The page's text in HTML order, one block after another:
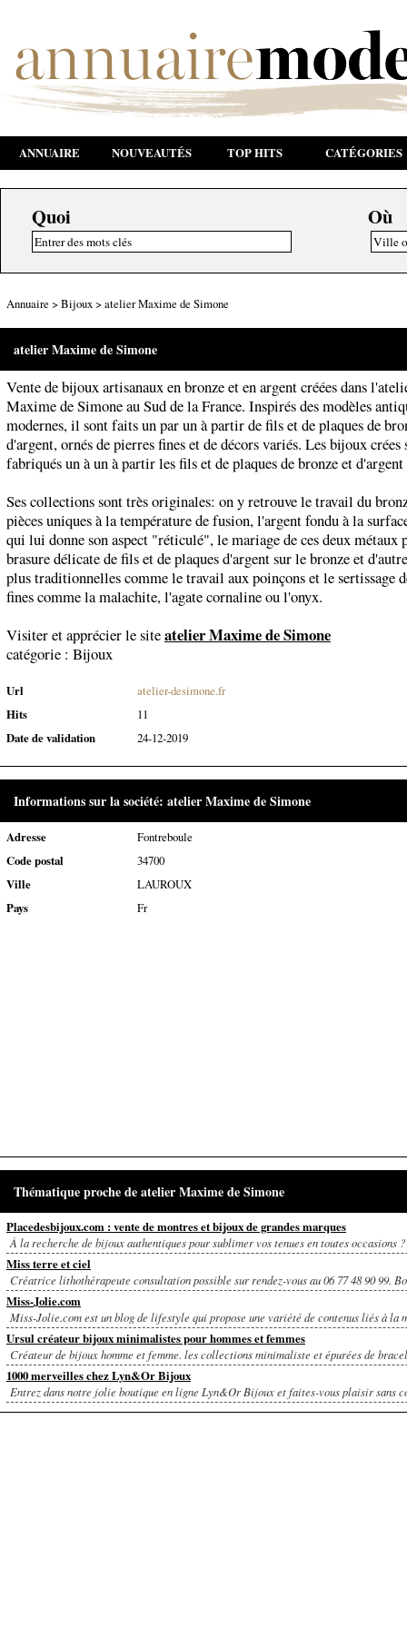
ANNUAIRE NOUVEAUTÉS TOP HITS CATÉGORIES
Quoi Où
Annuaire > Bijoux> atelier Maxime de Simone
atelier Maxime de Simone
Vente de bijoux artisanaux en bronze et en argent créées dans
Maxime de Simone au Sud de la France. Inspirés des modèles
modernes, il sont faits un par un à partir de fils et de plaques de
d'argent, ornés de pierres fines et de décors variés. Les bijoux crées
fabriqués un à un à partir les fils et de plaques de bronze et
Ses collections sont très originales: on y retrouve le travail du
pièces uniques à la température de fusion, l'argent fondu à la
qui lui donne son aspect "réticulé", le mariage de ces deux métaux
brasure délicate de fils et de plaques d'argent sur le bronze et
plus traditionnelles comme le travail aux poinçons et le sertissage
fines comme la malachite, l'agate cornaline ou l'onyx.
Visiter et apprécier le siteatelier Maxime de Simone
catégorie : Bijoux
Url
atelier-desimone.fr
Hits
11
Date de validation
24-12-2019
Informations sur la société: atelier Maxime de Simone
Adresse
Fontreboule
Code postal
34700
Ville
LAUROUX
Pays
Fr
Thématique proche de atelier Maxime de Simone
Placedesbijoux.com : vente de montres et bijoux de grandes marques
À la recherche de bijoux authentiques pour sublimer vos tenues en toutes occasions
Miss terre et ciel
Créatrice lithothérapeute consultation possible sur rendez-vous au 06 77 48 90 99.
Miss-Jolie.com
Miss-Jolie.com est un blog de lifestyle qui propose une variété de contenus liés à la
Ursul créateur bijoux minimalistes pour hommes et femmes
Créateur de bijoux homme et femme. les collections minimaliste et épurées de
1000 merveilles chez Lyn&Or Bijoux
Entrez dans notre jolie boutique en ligne Lyn&Or Bijoux et faites-vous plaisir sans